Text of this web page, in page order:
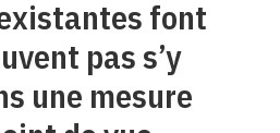
font
pas s’y
une mesure